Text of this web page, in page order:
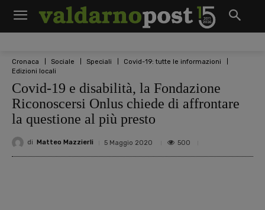
Cronaca Sociale Speciali
Covid-19: tutte le informazioni
Edizioni locali
Covid-19 e disabilità, la Fondazione
Riconoscersi Onlus chiede di affrontare
la questione al più presto
di Matteo Mazzierli 5 Maggio 2020 500